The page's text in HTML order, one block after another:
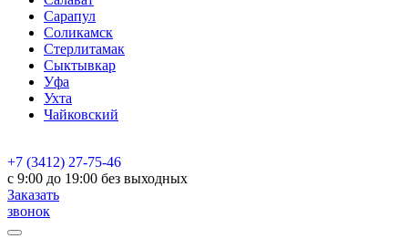
Сарапул
Соликамск
Стерлитамак
Сыктывкар
Уфа
Ухта
Чайковский
+7 (3412) 27-75-46
c 9:00 до 19:00 без выходных
Заказать
звонок